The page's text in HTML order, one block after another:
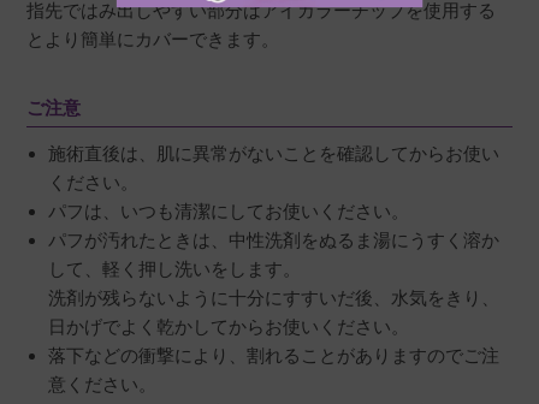
指先ではみ出しやすい部分はアイカラーチップを使用する
とより簡単にカバーできます。
ご注意
施術直後は、肌に異常がないことを確認してからお使い
ください。
パフは、いつも清潔にしてお使いください。
パフが汚れたときは、中性洗剤をぬるま湯にうすく溶か
して、軽く押し洗いをします。
洗剤が残らないように十分にすすいだ後、水気をきり、
日かげでよく乾かしてからお使いください。
落下などの衝撃により、割れることがありますのでご注
意ください。